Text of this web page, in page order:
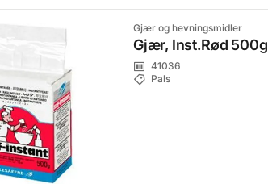
Gjær og hevningsmidler
Gjær, Inst.Rød 500g
41036
Pals